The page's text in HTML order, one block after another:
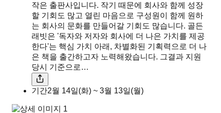
작은 출판사입니다. 작기 때문에 회사와 함께 성장
할 기회도 많고 열린 마음으로 구성원이 함께 원하
는 회사의 문화를 만들어갈 기회도 많습니다. 골든
래빗은 '독자와 저자와 회사에 더 나은 가치를 제공
한다'는 핵심 가치 아래, 차별화된 기획력으로 더 나
은 책을 출간하고자 노력해왔습니다. 그결과 지원
당시 기준으로…
기간2월 14일(화) ~ 3월 13일(월)